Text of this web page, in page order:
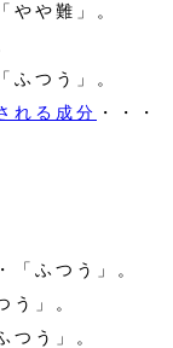
やや難」。
ふつう」。
れる成分 ・・・
「ふつう」。
う」。
つう」。